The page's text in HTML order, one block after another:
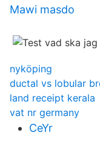
Mawi masdo
nyköping
ductal vs lobular
land receipt kerala
vat nr germany
CeYr